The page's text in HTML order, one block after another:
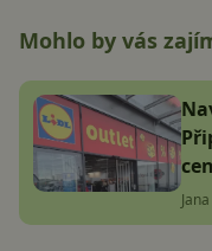
Mohlo by vás